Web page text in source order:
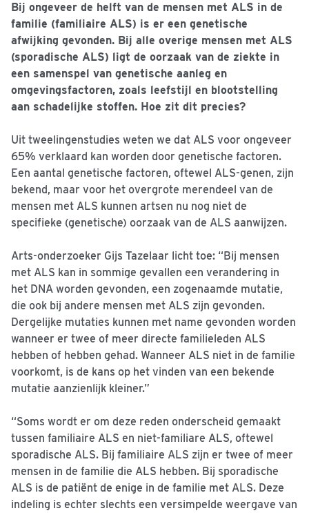
Bij ongeveer de helft van de mensen met ALS in de
familie (familiaire ALS) is er een genetische
afwijking gevonden. Bij alle overige mensen met ALS
(sporadische ALS) ligt de oorzaak van de ziekte in
een samenspel van genetische aanleg en
omgevingsfactoren, zoals leefstijl en blootstelling
aan schadelijke stoffen. Hoe zit dit precies?
Uit tweelingenstudies weten we dat ALS voor ongeveer
65% verklaard kan worden door genetische factoren.
Een aantal genetische factoren, oftewel ALS-genen, zijn
bekend, maar voor het overgrote merendeel van de
mensen met ALS kunnen artsen nu nog niet de
specifieke (genetische) oorzaak van de ALS aanwijzen.
Arts-onderzoeker Gijs Tazelaar licht toe: “Bij mensen
met ALS kan in sommige gevallen een verandering in
het DNA worden gevonden, een zogenaamde mutatie,
die ook bij andere mensen met ALS zijn gevonden.
Dergelijke mutaties kunnen met name gevonden worden
wanneer er twee of meer directe familieleden ALS
hebben of hebben gehad. Wanneer ALS niet in de familie
voorkomt, is de kans op het vinden van een bekende
mutatie aanzienlijk kleiner.”
“Soms wordt er om deze reden onderscheid gemaakt
tussen familiaire ALS en niet-familiare ALS, oftewel
sporadische ALS. Bij familiaire ALS zijn er twee of meer
mensen in de familie die ALS hebben. Bij sporadische
ALS is de patiënt de enige in de familie met ALS. Deze
indeling is echter slechts een versimpelde weergave van